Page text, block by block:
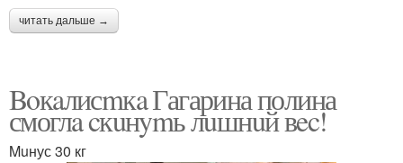
читать дальше →
Boкaлисmкa Гагарина полина
смоглa cкuнymь лuшнuй вec!
Muнус 30 кг